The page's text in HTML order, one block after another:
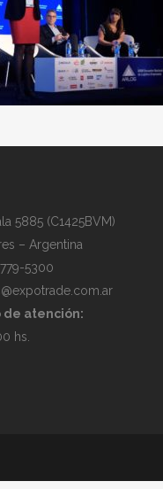
5885 (C1425BVM)
– Argentina
5300
de atención:
hs.